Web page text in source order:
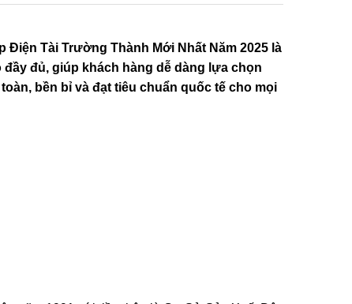
Điện Tài Trường Thành Mới Nhất Năm 2025 là
đầy đủ, giúp khách hàng dễ dàng lựa chọn
bền bỉ và đạt tiêu chuẩn quốc tế cho mọi